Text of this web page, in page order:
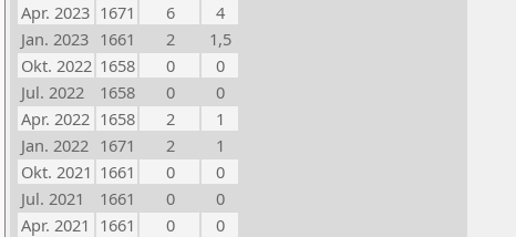
Apr. 2023 1671 6
4
Jan. 2023 1661 2
1,5
Okt. 2022 1658 0
0
Jul. 2022
1658 0
0
Apr. 2022 1658 2
1
Jan. 2022 1671 2
1
Okt. 2021 1661 0
0
Jul. 2021
1661 0
0
Apr. 2021 1661 0
0